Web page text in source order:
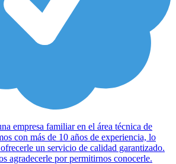
empresa familiar en el área técnica de
con más de 10 años de experiencia, lo
un servicio de calidad garantizado.
agradecerle por permitirnos conocerle.